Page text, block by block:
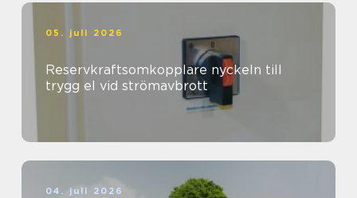
05. juli 2026
Reservkraftsomkopplare nyckeln till
trygg el vid strömavbrott
04. juli 2026